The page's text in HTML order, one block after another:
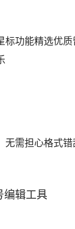
标功能精选优质
需担心格式
编辑工具